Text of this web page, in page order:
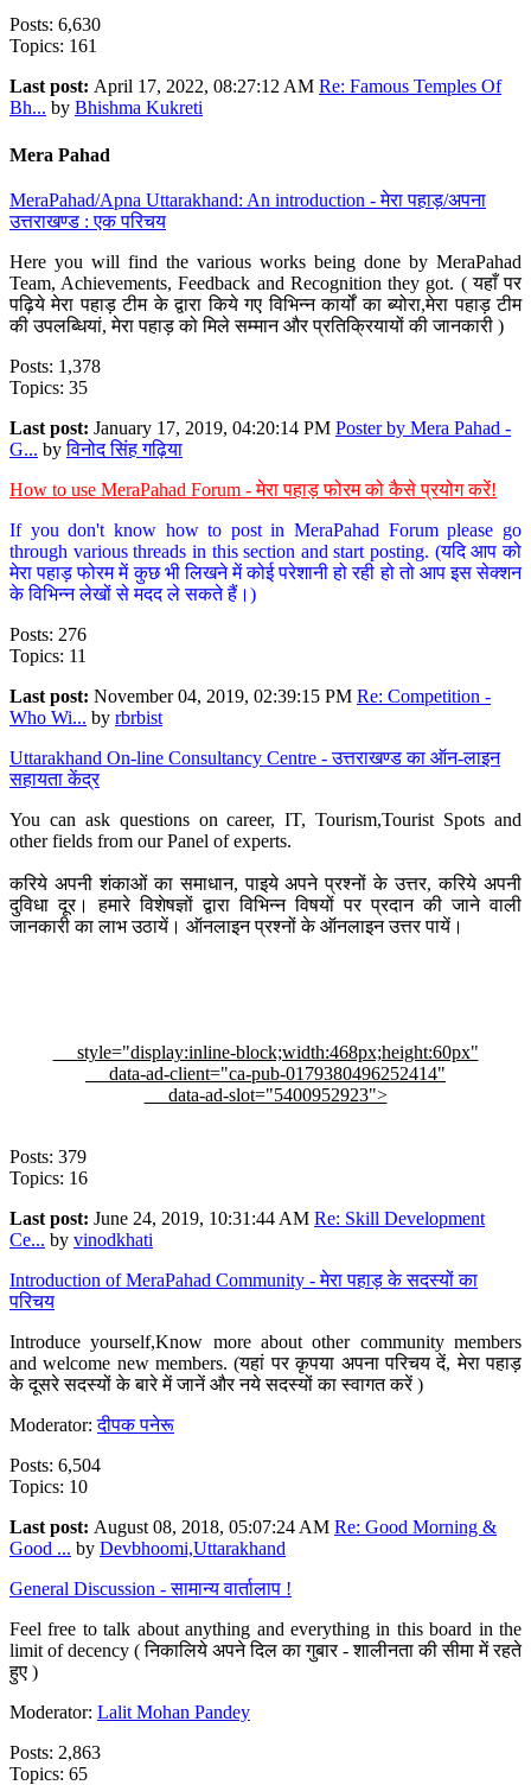
Posts: 6,630
Topics: 161
Last post: April 17, 2022, 08:27:12 AM Re: Famous Temples Of
Bh... by Bhishma Kukreti
Mera Pahad
MeraPahad/Apna Uttarakhand: An introduction - मेरा पहाड़/अपना
उत्तराखण्ड : एक परिचय
Here you will find the various works being done by MeraPahad
Team, Achievements, Feedback and Recognition they got. ( यहाँ पर
पढ़िये मेरा पहाड़ टीम के द्वारा किये गए विभिन्न कार्यों का ब्योरा,मेरा पहाड़ टीम
की उपलब्धियां, मेरा पहाड़ को मिले सम्मान और प्रतिक्रियायों की जानकारी )
Posts: 1,378
Topics: 35
Last post: January 17, 2019, 04:20:14 PM Poster by Mera Pahad -
G... byविनोद सिंह गढ़िया
How to use MeraPahad Forum - मेरा पहाड़ फोरम को कैसे प्रयोग करें!
If you don't know how to post in MeraPahad Forum please go
through various threads in this section and start posting. (यदि आप को
मेरा पहाड़ फोरम में कुछ भी लिखने में कोई परेशानी हो रही हो तो आप इस सेक्शन
के विभिन्न लेखों से मदद ले सकते हैं।)
Posts: 276
Topics: 11
Last post: November 04, 2019, 02:39:15 PM Re: Competition -
Who Wi... by rbrbist
Uttarakhand On-line Consultancy Centre - उत्तराखण्ड का ऑन-लाइन
सहायता केंद्र
You can ask questions on career, IT, Tourism,Tourist Spots and
other fields from our Panel of experts.
करिये अपनी शंकाओं का समाधान, पाइये अपने प्रश्नों के उत्तर, करिये अपनी
दुविधा दूर। हमारे विशेषज्ञों द्वारा विभिन्न विषयों पर प्रदान की जाने वाली
जानकारी का लाभ उठायें। ऑनलाइन प्रश्नों के ऑनलाइन उत्तर पायें।
style="display:inline-block;width:468px;height:60px"
data-ad-client="ca-pub-0179380496252414"
data-ad-slot="5400952923">
Posts: 379
Topics: 16
Last post: June 24, 2019, 10:31:44 AM Re: Skill Development
Ce... by vinodkhati
Introduction of MeraPahad Community - मेरा पहाड़ के सदस्यों का
परिचय
Introduce yourself,Know more about other community members
and welcome new members. (यहां पर कृपया अपना परिचय दें, मेरा पहाड़
के दूसरे सदस्यों के बारे में जानें और नये सदस्यों का स्वागत करें )
Moderator:दीपक पनेरू
Posts: 6,504
Topics: 10
Last post: August 08, 2018, 05:07:24 AM Re: Good Morning &
Good ... by Devbhoomi,Uttarakhand
General Discussion - सामान्य वार्तालाप !
Feel free to talk about anything and everything in this board in the
limit of decency ( निकालिये अपने दिल का गुबार - शालीनता की सीमा में रहते
हुए )
Moderator: Lalit Mohan Pandey
Posts: 2,863
Topics: 65